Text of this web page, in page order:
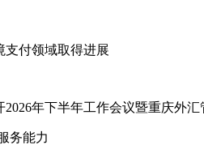
支付领域取得进展
年下半年工作会议暨重庆外汇
务能力